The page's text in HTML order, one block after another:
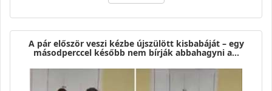
A pár először veszi kézbe újszülött kisbabáját – egy
másodperccel később nem bírják abbahagyni a…